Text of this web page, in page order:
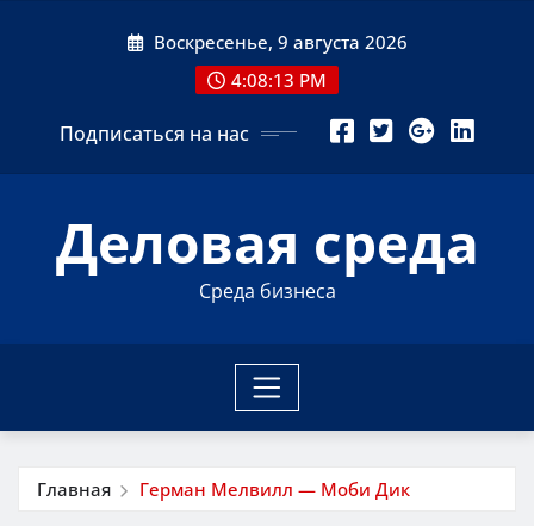
Воскресенье, 9 августа 2026
4:08:14 PM
Подписаться на нас
Деловая среда
Среда бизнеса
Главная Герман Мелвилл — Моби Дик